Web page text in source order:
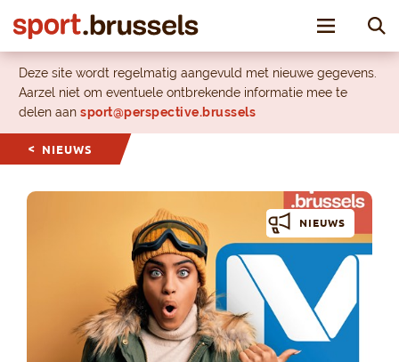
Toggle
Deze site wordt regelmatig aangevuld met nieuwe gegevens.
Aarzel niet om eventuele ontbrekende informatie mee te
delen aan sport@perspective.brussels
NIEUWS
NIEUWS